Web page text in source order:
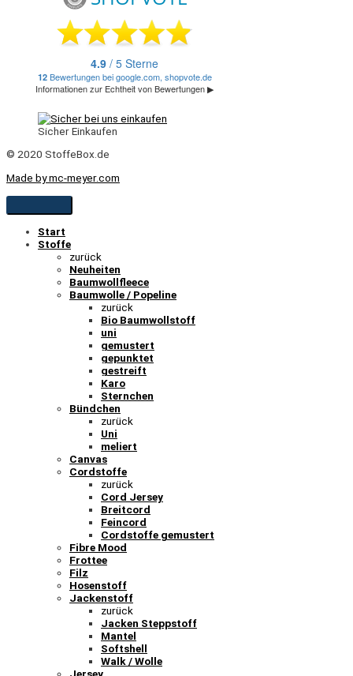
Sicher Einkaufen
© 2020 StoffeBox.de
Made by mc-meyer.com
Start
Stoffe
zurück
Neuheiten
Baumwollfleece
Baumwolle / Popeline
zurück
Bio Baumwollstoff
uni
gemustert
gepunktet
gestreift
Karo
Sternchen
Bündchen
zurück
Uni
meliert
Canvas
Cordstoffe
zurück
Cord Jersey
Breitcord
Feincord
Cordstoffe gemustert
Fibre Mood
Frottee
Filz
Hosenstoff
Jackenstoff
zurück
Jacken Steppstoff
Mantel
Softshell
Walk / Wolle